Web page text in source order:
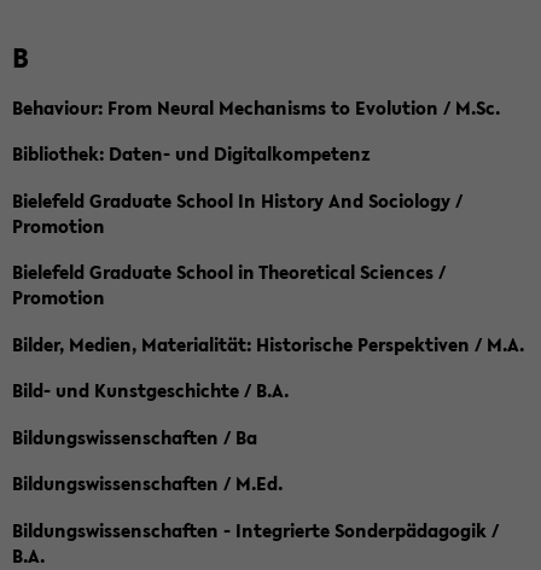
B
Behaviour: From Neural Mechanisms to Evolution / M.Sc.
Bibliothek: Daten- und Digitalkompetenz
Bielefeld Graduate School In History And Sociology /
Promotion
Bielefeld Graduate School in Theoretical Sciences /
Promotion
Bilder, Medien, Materialität: Historische Perspektiven / M.A.
Bild- und Kunstgeschichte / B.A.
Bildungswissenschaften / Ba
Bildungswissenschaften / M.Ed.
Bildungswissenschaften - Integrierte Sonderpädagogik /
B.A.